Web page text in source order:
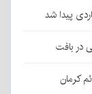
کرمان